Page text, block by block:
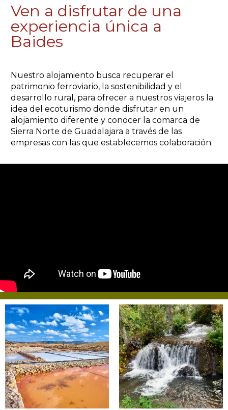
Ven a disfrutar de una
experiencia única a
Baides
Nuestro alojamiento busca recuperar el
patrimonio ferroviario, la sostenibilidad y el
desarrollo rural, para ofrecer a nuestros viajeros la
idea del ecoturismo donde disfrutar en un
alojamiento diferente y conocer la comarca de
Sierra Norte de Guadalajara a través de las
empresas con las que establecemos colaboración.